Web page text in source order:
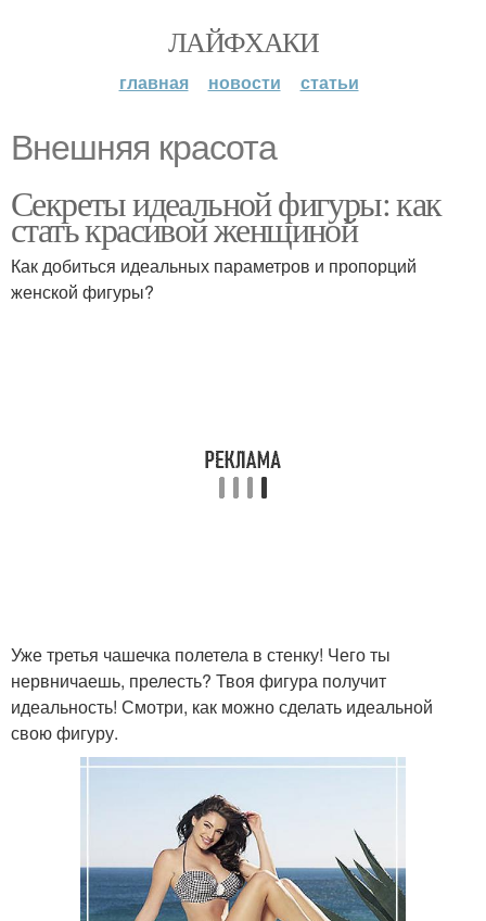
ЛАЙФХАКИ
главная новости статьи
Внешняя красота
Секреты идеальной фигуры: как
стать красивой женщиной
Как добиться идеальных параметров и пропорций
женской фигуры?
Уже третья чашечка полетела в стенку! Чего ты
нервничаешь, прелесть? Твоя фигура получит
идеальность! Смотри, как можно сделать идеальной
свою фигуру.